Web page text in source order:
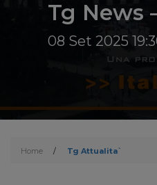
Tg News
08 Set 2025
Home / Tg Attualita`